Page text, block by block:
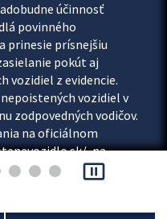
účinnosť
povinného
prinesie prísnejšiu
pokút aj
vozidiel z evidencie.
vozidiel v
zodpovedných vodičov.
na oficiálnom
, na
overiť si...
pause_presentation